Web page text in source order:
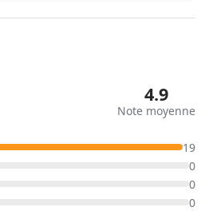
4.9
Note moyenne
19
0
0
0